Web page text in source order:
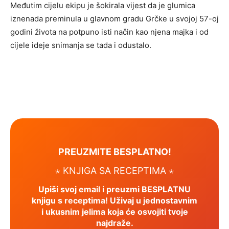
Međutim cijelu ekipu je šokirala vijest da je glumica
iznenada preminula u glavnom gradu Grčke u svojoj 57-oj
godini života na potpuno isti način kao njena majka i od
cijele ideje snimanja se tada i odustalo.
PREUZMITE BESPLATNO!
⋆ KNJIGA SA RECEPTIMA ⋆
Upiši svoj email i preuzmi BESPLATNU
knjigu s receptima! Uživaj u jednostavnim
i ukusnim jelima koja će osvojiti tvoje
najdraže.